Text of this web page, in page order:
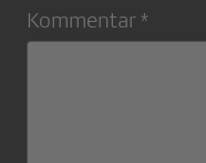
Kommentar *